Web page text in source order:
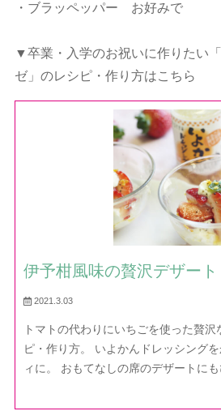
・ブラッペッパー お好みで
▼卒業・入学のお祝いに作りたい
ゼ」のレシピ・作り方はこちら
伊予柑風味の贅沢デザー
ーゼ — レシピ・作り方｜
びより
2021.3.03
トマトの代わりにいちごを使った贅沢
ピ・作り方。 いよかんドレッシングを
ィに。 おもてなしの席のデザートにも